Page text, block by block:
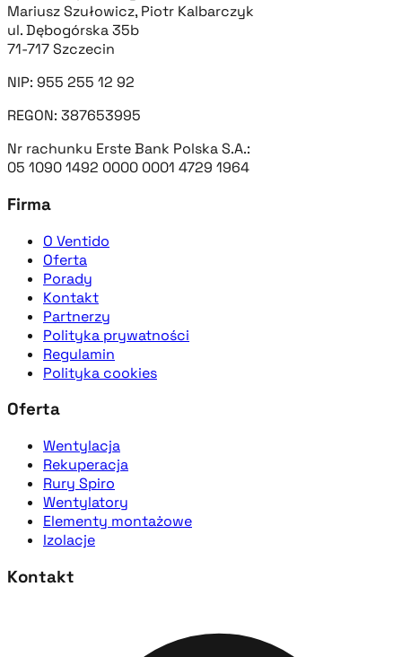
Mariusz Szułowicz, Piotr Kalbarczyk
ul. Dębogórska 35b
71-717 Szczecin
NIP: 955 255 12 92
REGON: 387653995
Nr rachunku Erste Bank Polska S.A.:
05 1090 1492 0000 0001 4729 1964
Firma
O Ventido
Oferta
Porady
Kontakt
Partnerzy
Polityka prywatności
Regulamin
Polityka cookies
Oferta
Wentylacja
Rekuperacja
Rury Spiro
Wentylatory
Elementy montażowe
Izolacje
Kontakt